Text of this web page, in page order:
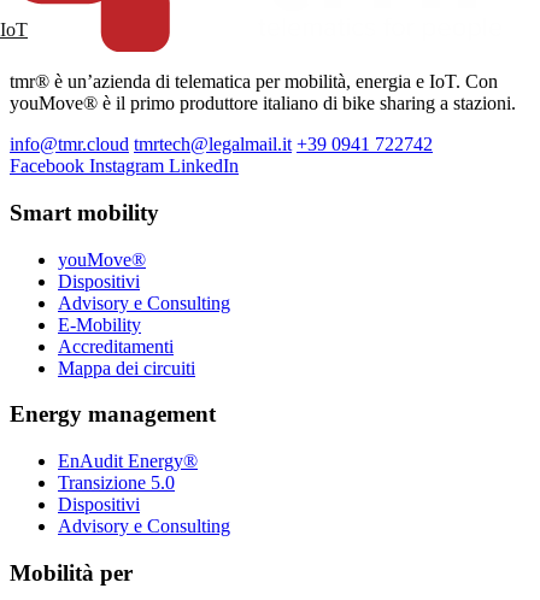
IoT
tmr® è un’azienda di telematica per mobilità, energia e IoT. Con
youMove® è il primo produttore italiano di bike sharing a stazioni.
info@tmr.cloud tmrtech@legalmail.it +39 0941 722742
Facebook Instagram LinkedIn
Smart mobility
youMove®
Dispositivi
Advisory e Consulting
E-Mobility
Accreditamenti
Mappa dei circuiti
Energy management
EnAudit Energy®
Transizione 5.0
Dispositivi
Advisory e Consulting
Mobilità per